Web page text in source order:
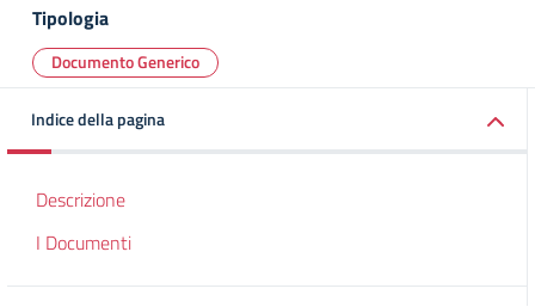
Tipologia
Documento Generico
Indice della pagina
Descrizione
I Documenti